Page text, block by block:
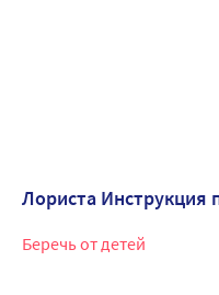
Лориста Инструкция
Беречь от детей